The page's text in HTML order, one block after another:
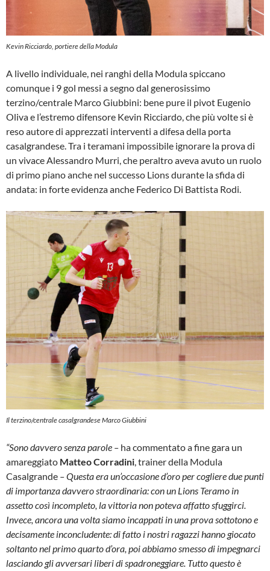
Kevin Ricciardo, portiere della Modula
A livello individuale, nei ranghi della Modula spiccano
comunque i 9 gol messi a segno dal generosissimo
terzino/centrale Marco Giubbini: bene pure il pivot Eugenio
Oliva e l’estremo difensore Kevin Ricciardo, che più volte si è
reso autore di apprezzati interventi a difesa della porta
casalgrandese. Tra i teramani impossibile ignorare la prova di
un vivace Alessandro Murri, che peraltro aveva avuto un ruolo
di primo piano anche nel successo Lions durante la sfida di
andata: in forte evidenza anche Federico Di Battista Rodi.
Il terzino/centrale casalgrandese Marco Giubbini
“Sono davvero senza parole – ha commentato a fine gara un
amareggiato Matteo Corradini, trainer della Modula
Casalgrande – Questa era un’occasione d’oro per cogliere due punti
di importanza davvero straordinaria: con un Lions Teramo in
assetto così incompleto, la vittoria non poteva affatto sfuggirci.
Invece, ancora una volta siamo incappati in una prova sottotono e
decisamente inconcludente: di fatto i nostri ragazzi hanno giocato
soltanto nel primo quarto d’ora, poi abbiamo smesso di impegnarci
lasciando gli avversari liberi di spadroneggiare. Tutto questo è